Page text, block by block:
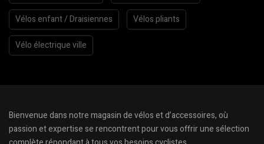
Vélos enfant / Draisiennes Vélos pliants
Vélo électrique ville
Bienvenue dans notre magasin de vélos et d’accessoires, où
passion et expertise se rencontrent pour vous offrir une sélection